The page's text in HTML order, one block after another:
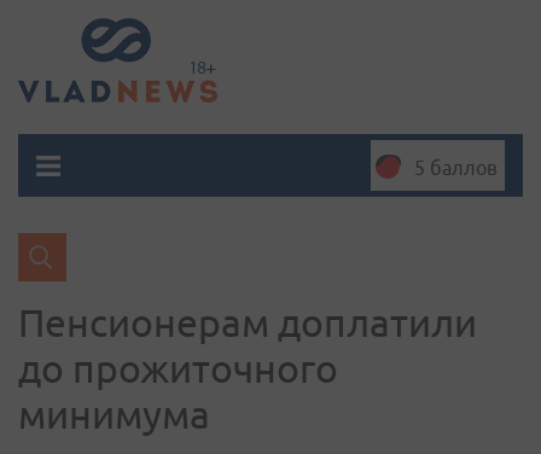
5 баллов
Пенсионерам доплатили
до прожиточного
минимума